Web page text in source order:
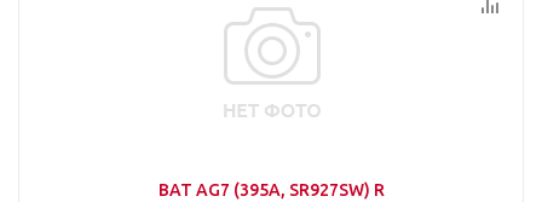
BAT AG7 (395A, SR927SW) R